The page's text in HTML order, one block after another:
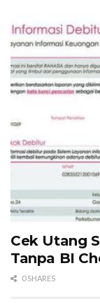
Cek Utang
Tanpa BI
0 SHARES